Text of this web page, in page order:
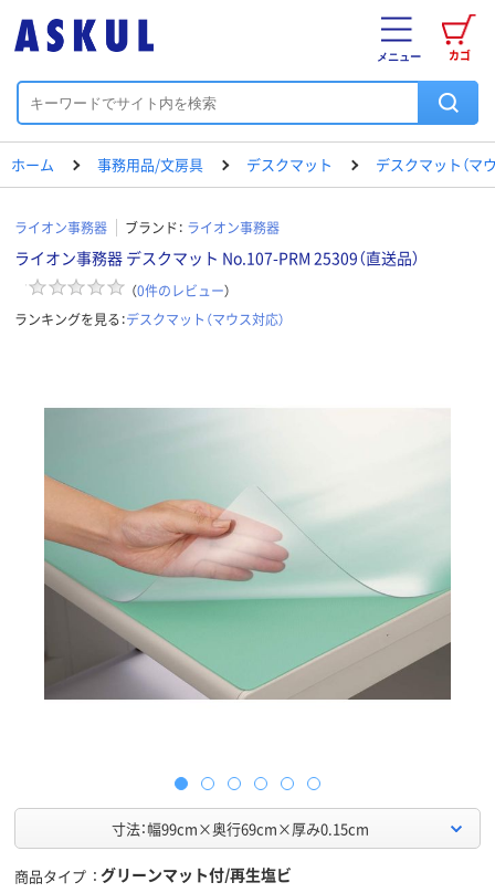
カゴ
メニュー
ホーム 事務用品/文房具 デスクマット デスクマット（マ
ライオン事務器 ブランド： ライオン事務器
ライオン事務器 デスクマット No.107-PRM 25309（直送品）
（0件のレビュー）
ランキングを見る：デスクマット（マウス対応）
寸法：幅99cm×奥行69cm×厚み0.15cm
商品タイプ グリーンマット付/再生塩ビ